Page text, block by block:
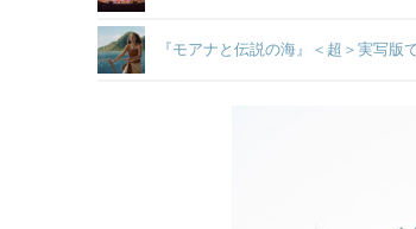
『モアナと伝説の海』＜超＞実写